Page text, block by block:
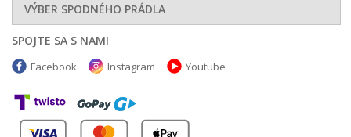
VÝBER SPODNÉHO PRÁDLA
SPOJTE SA S NAMI
Facebook Instagram Youtube